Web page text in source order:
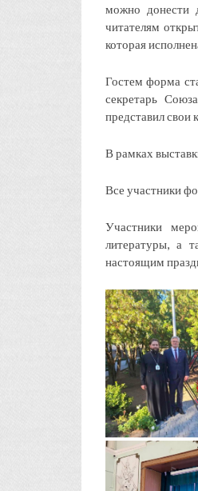
можно донести
читателям
которая
Гостем форма
секретарь
представил свои
В рамках
Все участники
Участники
литературы, а
настоящим